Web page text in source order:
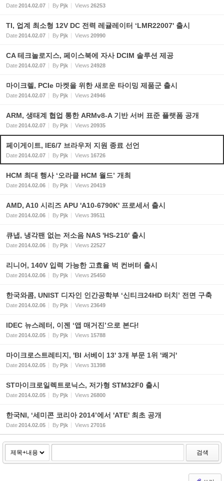
Date2014.02.07 ByPjk Views 26253
TI, 업계 최소형 12V DC 전력 레귤레이터 ‘LMR22007' 출시
Date2014.02.07 ByPjk Views 20990
CA 테크놀로지스, 페이스북에 자사 DCIM 솔루션 제공
Date2014.02.07 ByPjk Views 24928
마이크렐, PCIe 마켓을 위한 새로운 타이밍 제품군 출시
Date2014.02.07 ByPjk Views 24946
ARM, 생태계 협업 통한 ARMv8-A 기반 서버 표준 플랫폼 공개
Date2014.02.07 ByPjk Views 20935
페이게이트, IE6/7 브라우저 지원 종료 선언
Date2014.02.07 ByPjk Views 16726
HCM 최대 행사 ‘오라클 HCM 월드’ 개최
Date2014.02.06 ByPjk Views 20419
AMD, A10 시리즈 APU 'A10-6790K' 프로세서 출시
Date2014.02.06 ByPjk Views 39511
큐냅, 냉각팬 없는 저소음 NAS 'HS-210' 출시
Date2014.02.06 ByPjk Views 22527
리니어, 140V 입력 가능한 고효율 벅 컨버터 출시
Date2014.02.06 ByPjk Views 25450
한국와콤, UNIST 디자인 인간공학부 ‘신티크24HD 터치’ 전면 구축
Date2014.02.06 ByPjk Views 23649
IDEC 뉴스레터, 이젠 ‘앱 매거진’으로 본다!
Date2014.02.05 ByPjk Views 15788
마이크로스트레티지, 'BI 서베이 13' 3개 부문 1위 '쾌거'
Date2014.02.05 ByPjk Views 31398
ST마이크로일렉트로닉스, 저가형 STM32F0 출시
Date2014.02.05 ByPjk Views 26800
한국NI, ‘세미콘 코리아 2014’에서 'ATE' 최초 공개
Date2014.02.05 ByPjk Views 27016
검색